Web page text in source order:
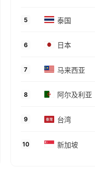
5 泰国
6 日本
7 马来西亚
8 阿尔及利亚
9 台湾
10 新加坡